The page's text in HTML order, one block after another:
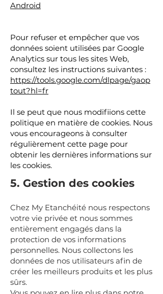
Android
Pour refuser et empêcher que vos
données soient utilisées par Google
Analytics sur tous les sites Web,
consultez les instructions suivantes :
https://tools.google.com/dlpage/gaop
tout?hl=fr
Il se peut que nous modifiions cette
politique en matière de cookies. Nous
vous encourageons à consulter
régulièrement cette page pour
obtenir les dernières informations sur
les cookies.
5. Gestion des cookies
Chez My Etanchéité nous respectons
votre vie privée et nous sommes
entièrement engagés dans la
protection de vos informations
personnelles. Nous collectons les
données de nos utilisateurs afin de
créer les meilleurs produits et les plus
sûrs.